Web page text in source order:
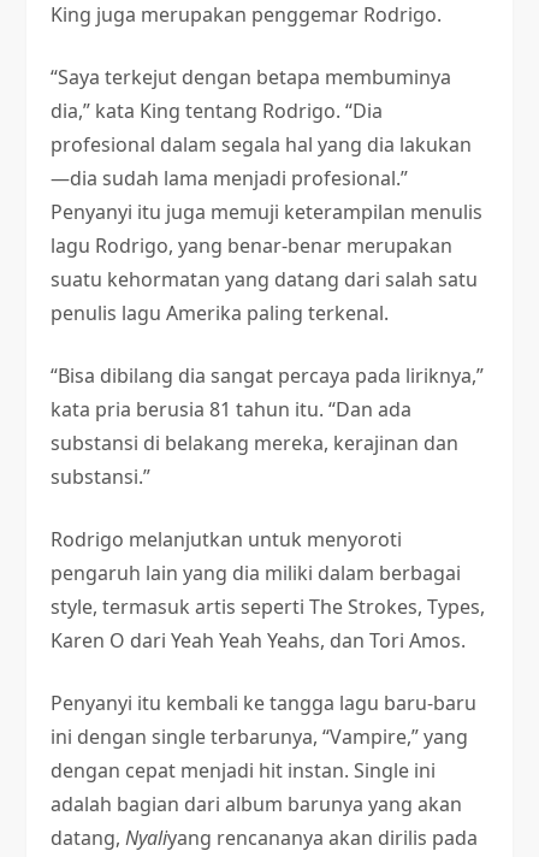
King juga merupakan penggemar Rodrigo.
“Saya terkejut dengan betapa membuminya
dia,” kata King tentang Rodrigo. “Dia
profesional dalam segala hal yang dia lakukan
—dia sudah lama menjadi profesional.”
Penyanyi itu juga memuji keterampilan menulis
lagu Rodrigo, yang benar-benar merupakan
suatu kehormatan yang datang dari salah satu
penulis lagu Amerika paling terkenal.
“Bisa dibilang dia sangat percaya pada liriknya,”
kata pria berusia 81 tahun itu. “Dan ada
substansi di belakang mereka, kerajinan dan
substansi.”
Rodrigo melanjutkan untuk menyoroti
pengaruh lain yang dia miliki dalam berbagai
style, termasuk artis seperti The Strokes, Types,
Karen O dari Yeah Yeah Yeahs, dan Tori Amos.
Penyanyi itu kembali ke tangga lagu baru-baru
ini dengan single terbarunya, “Vampire,” yang
dengan cepat menjadi hit instan. Single ini
adalah bagian dari album barunya yang akan
datang,Nyaliyang rencananya akan dirilis pada